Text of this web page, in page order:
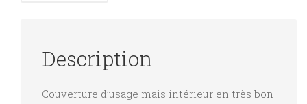
Description
Couverture d’usage mais intérieur en très bon